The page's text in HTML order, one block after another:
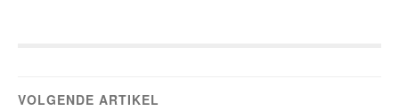
VOLGENDE ARTIKEL